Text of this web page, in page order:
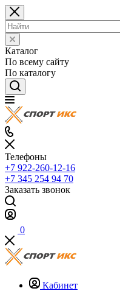
Каталог
По всему сайту
По каталогу
Телефоны
+7 922-260-12-16
+7 345 254 94 70
Заказать звонок
0
Кабинет